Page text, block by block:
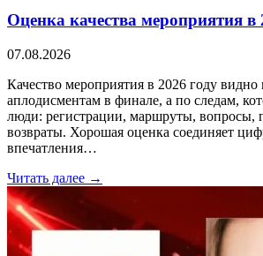
Оценка качества мероприятия в
07.08.2026
Качество мероприятия в 2026 году видно
аплодисментам в финале, а по следам,
люди: регистрации, маршруты, вопросы,
возвраты. Хорошая оценка соединяет
впечатления…
Читать далее →